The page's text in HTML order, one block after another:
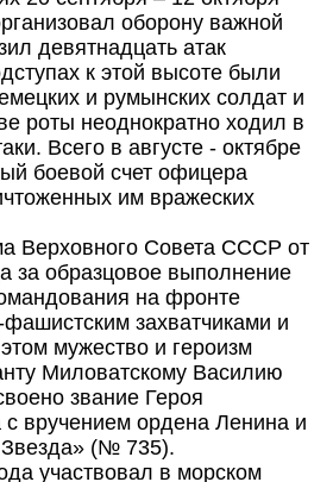
оборону важной
девятнадцать атак
к этой высоте были
и румынских солдат и
роты неоднократно ходил в
Всего в августе - октябре
боевой счет офицера
им вражеских
Верховного Совета СССР от
за образцовое выполнение
на фронте
захватчиками и
мужество и героизм
Миловатскому Василию
звание Героя
с вручением ордена Ленина и
(№ 735).
участвовал в морском